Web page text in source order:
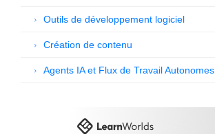
Outils de développement logiciel
Création de contenu
Agents IA et Flux de Travail Autonomes